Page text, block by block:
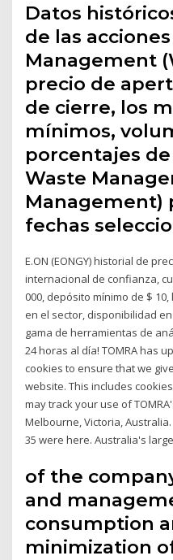
Datos
de las
Management
precio de
de cierre, los
mínimos,
porcentajes
Waste
Management)
fechas
E.ON (EONGY) historial de
internacional de confianza,
000, depósito mínimo de $
en el sector, disponibilidad
gama de herramientas de
24 horas al día! TOMRA has
cookies to ensure that we
website. This includes
may track your use of
Melbourne, Victoria, Australia.
35 were here. Australia's
of the
and
consumption
minimization